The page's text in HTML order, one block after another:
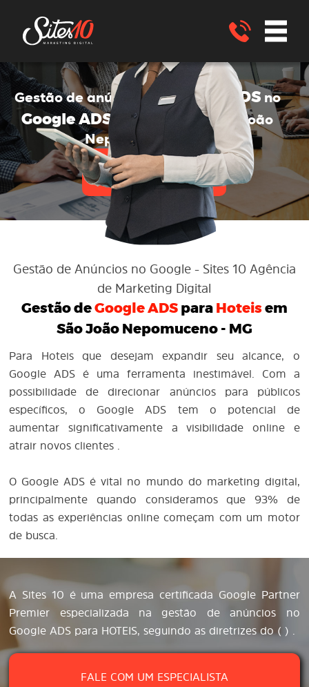
Gestão de anúncios noGoogle ADS no
Google ADS para HOTEISSão João
Nepomuceno - MG
ENVIE UM WHATSAPP
Gestão de Anúncios no Google - Sites 10 Agência
de Marketing Digital
Gestão de Google ADSpara Hoteisem
São João Nepomuceno - MG
Para Hoteis que desejam expandir seu alcance, o
Google ADS é uma ferramenta inestimável. Com a
possibilidade de direcionar anúncios para públicos
específicos, o Google ADS tem o potencial de
aumentar significativamente a visibilidade online e
atrair novos clientes .
O Google ADS é vital no mundo do marketing digital,
principalmente quando consideramos que 93% de
todas as experiências online começam com um motor
de busca.
A Sites 10 é uma empresa certificada Google Partner
Premier especializada na gestão de anúncios no
Google ADS para HOTEIS, seguindo as diretrizes do ( ) .
FALE COM UM ESPECIALISTA